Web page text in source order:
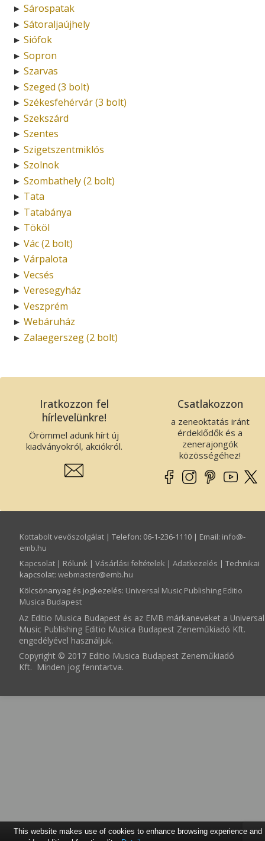
► Sárospatak
► Sátoraljaújhely
► Siófok
► Sopron
► Szarvas
► Szeged (3 bolt)
► Székesfehérvár (3 bolt)
► Szekszárd
► Szentes
► Szigetszentmiklós
► Szolnok
► Szombathely (2 bolt)
► Tata
► Tatabánya
► Tököl
► Vác (2 bolt)
► Várpalota
► Vecsés
► Veresegyház
► Veszprém
► Webáruház
► Zalaegerszeg (2 bolt)
Iratkozzon fel
hírlevelünkre!
Örömmel adunk hírt új
kiadványokról, akciókról.
Csatlakozzon
a zeneoktatás iránt
érdeklődők és a
zenerajongók
közösségéhez!
Kottabolt vevőszolgálat | Telefon: 06-1-236-1110 | Email: info­@­
emb.hu
Kapcsolat | Rólunk | Vásárlási feltételek | Adatkezelés | Technikai
kapcsolat: webmaster­@­emb.hu
Kölcsönanyag és jogkezelés: Universal Music Publishing Editio
Musica Budapest
Az Editio Musica Budapest és az EMB márkaneveket a Universal
Music Publishing Editio Musica Budapest Zeneműkiadó Kft.
engedélyével használjuk.
Copyright © 2017 Editio Musica Budapest Zeneműkiadó
Kft. Minden jog fenntartva.
This website makes use of cookies to enhance browsing experience and